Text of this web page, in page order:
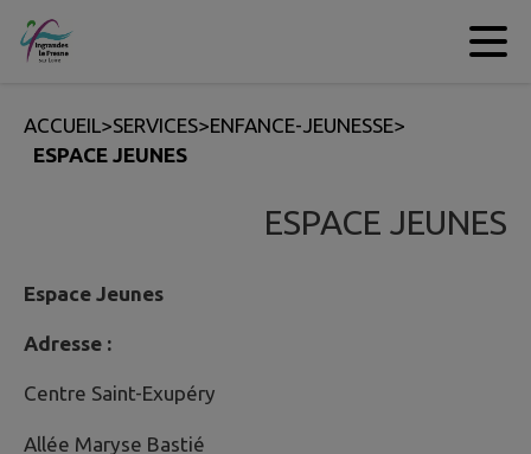
Contenu
ACCUEIL>SERVICES>ENFANCE-JEUNESSE>
ESPACE JEUNES
ESPACE JEUNES
Espace Jeunes
Adresse :
Centre Saint-Exupéry
Allée Maryse Bastié